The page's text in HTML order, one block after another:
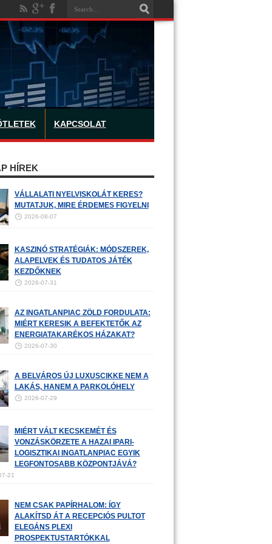
KAPCSOLAT
HÍREK
VÁLLALATI NYELVISKOLÁT KERES?
MUTATJUK, MIRE ÉRDEMES FIGYELNI
2026-08-07
KASZINÓ STRATÉGIÁK: MÓDSZEREK,
ALAPELVEK ÉS TUDATOS JÁTÉK
KEZDŐKNEK
2026-07-31
AZ INGATLANPIAC ZÖLD FORDULATA:
MIÉRT KERESIK A BEFEKTETŐK AZ
ENERGIATAKARÉKOS HÁZAKAT?
2026-07-30
A BELVÁROS ÚJ LUXUSCIKKE NEM A
LAKÁS, HANEM A PARKOLÓHELY
2026-07-29
MIÉRT VÁLT KECSKEMÉT ÉS
VONZÁSKÖRZETE A HAZAI IPARI-
LOGISZTIKAI INGATLANPIAC EGYIK
LEGFONTOSABB KÖZPONTJÁVÁ?
21
NEM CSAK PAPÍRHALOM: ÍGY
ALAKÍTSD ÁT A RECEPCIÓS PULTOT
ELEGÁNS PLEXI
PROSPEKTUSTARTÓKKAL